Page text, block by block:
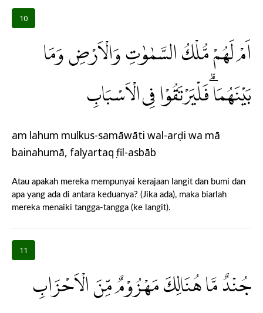
10
اَمْ لَهُمْ مُّلْكُ السَّمٰوٰتِ وَالْاَرْضِ وَمَا
بَيْنَهُمَا ۗفَلْيَرْتَقُوْا فِى الْاَسْبَابِ
am lahum mulkus-samāwāti wal-arḍi wa mā
bainahumā, falyartaqụ fil-asbāb
Atau apakah mereka mempunyai kerajaan langit dan bumi dan
apa yang ada di antara keduanya? (Jika ada), maka biarlah
mereka menaiki tangga-tangga (ke langit).
11
جُنْدٌ مَّا هُنَالِكَ مَهْزُوْمٌ مِّنَ الْاَحْزَابِ